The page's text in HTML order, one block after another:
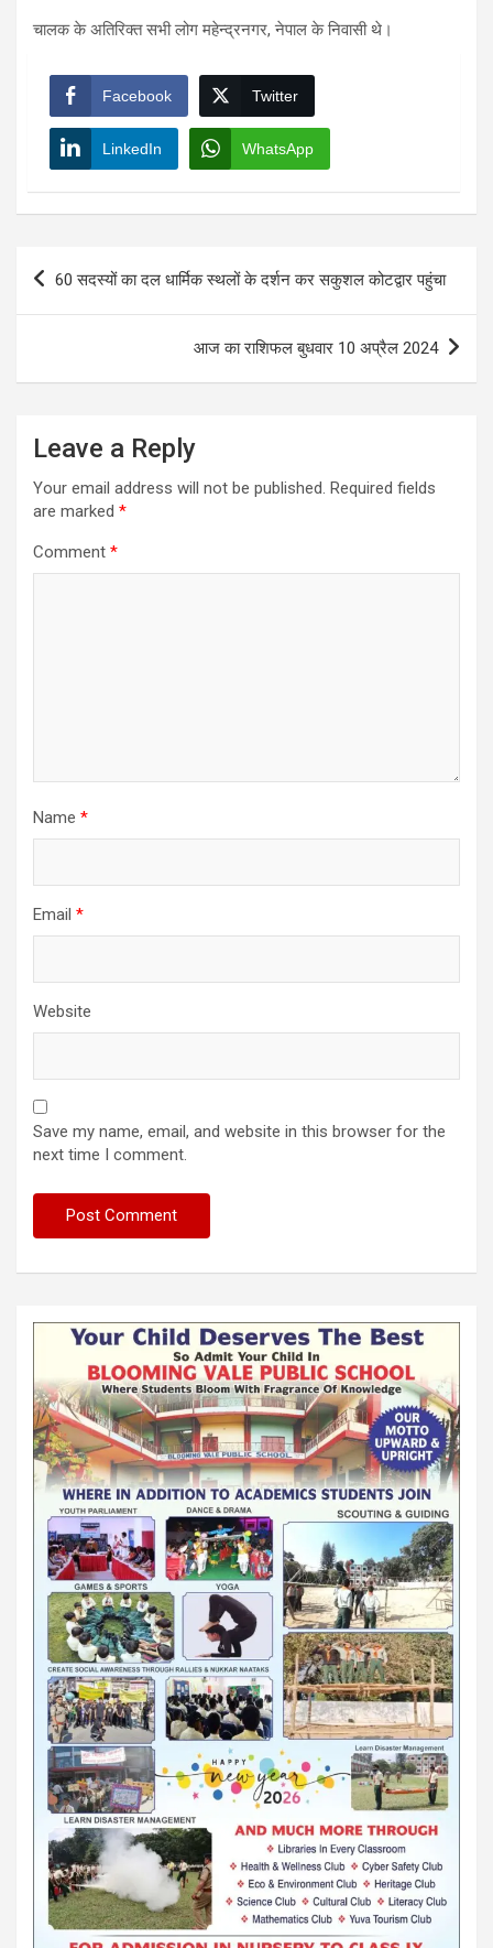
चालक के अतिरिक्त सभी लोग महेन्द्रनगर, नेपाल के निवासी थे।
Facebook Twitter
LinkedIn WhatsApp
Post
60 सदस्यों का दल धार्मिक स्थलों के दर्शन कर सकुशल कोटद्वार पहुंचा
आज का राशिफल बुधवार 10 अप्रैल 2024
Leave a Reply
Your email address will not be published. Required fields
are marked *
Comment *
Name *
Email *
Website
Save my name, email, and website in this browser for the
next time I comment.